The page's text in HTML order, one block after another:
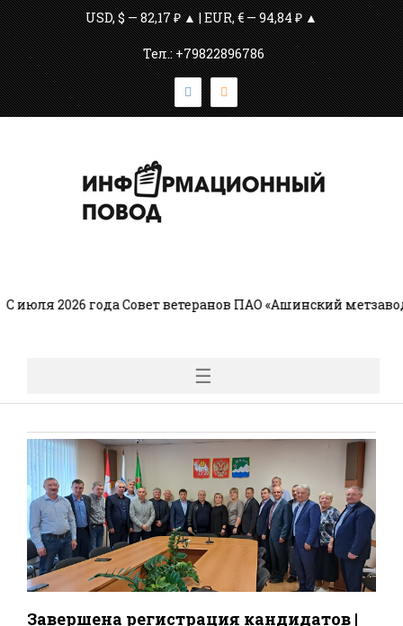
USD, $ — 82,17 ₽ ▲ | EUR, € — 94,84 ₽ ▲
Тел.: +79822896786
2026 года Совет ветеранов ПАО «Ашинский
☰
Завершена регистрация кандидатов |